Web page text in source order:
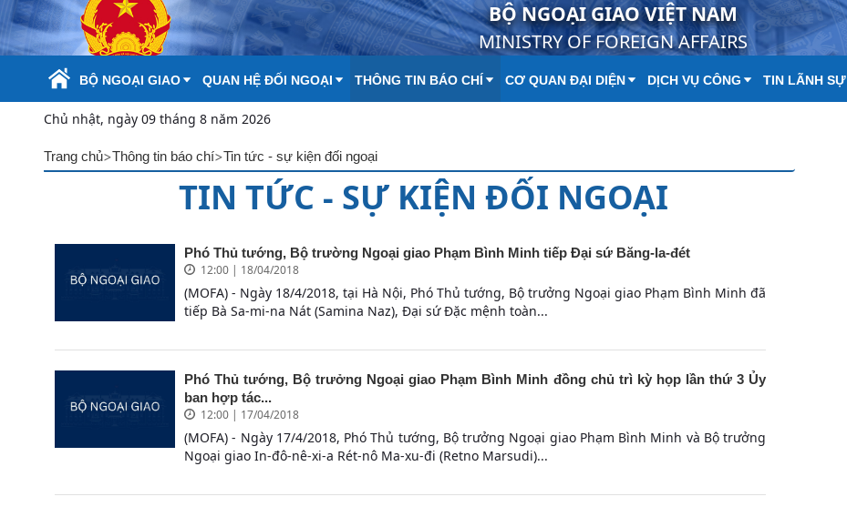
Skip to Main Content BỘ NGOẠI GIAO VIỆT NAM
MINISTRY OF FOREIGN AFFAIRS
BỘ NGOẠI GIAO QUAN HỆ ĐỐI NGOẠI THÔNG TIN BÁO CHÍ CƠ QUAN ĐẠI DIỆN DỊCH VỤ CÔNG TIN LÃNH SỰ
Chủ nhật, ngày 09 tháng 8 năm 2026
Trang chủ>Thông tin báo chí>Tin tức - sự kiện đối ngoại
TIN TỨC - SỰ KIỆN ĐỐI NGOẠI
Phó Thủ tướng, Bộ trường Ngoại giao Phạm Bình Minh tiếp Đại sứ Băng-la-đét
12:00 | 18/04/2018
(MOFA) - Ngày 18/4/2018, tại Hà Nội, Phó Thủ tướng, Bộ trưởng Ngoại giao Phạm Bình Minh đã
tiếp Bà Sa-mi-na Nát (Samina Naz), Đại sứ Đặc mệnh toàn...
Phó Thủ tướng, Bộ trưởng Ngoại giao Phạm Bình Minh đồng chủ trì kỳ họp lần thứ 3 Ủy
ban hợp tác...
12:00 | 17/04/2018
(MOFA) - Ngày 17/4/2018, Phó Thủ tướng, Bộ trưởng Ngoại giao Phạm Bình Minh và Bộ trưởng
Ngoại giao In-đô-nê-xi-a Rét-nô Ma-xu-đi (Retno Marsudi)...